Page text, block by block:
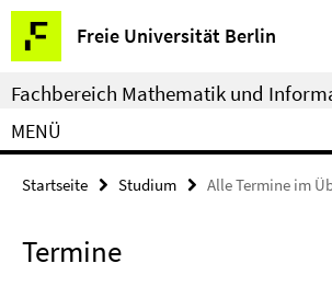
Springe
direkt
zu
Inhalt
Freie Universität Berlin
Service-
Navigation
Fachbereich Mathematik und
MENÜ
Startseite Studium Alle Termine im
Termine